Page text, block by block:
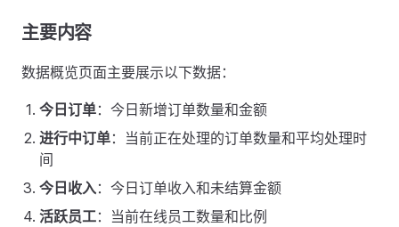
主要内容
数据概览页面主要展示以下数据：
今日订单：今日新增订单数量和金额
进行中订单：当前正在处理的订单数量和平均处理时
间
今日收入：今日订单收入和未结算金额
活跃员工：当前在线员工数量和比例